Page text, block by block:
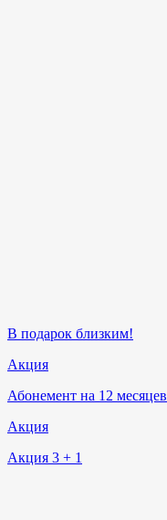
В подарок близким!
Акция
Абонемент на 12 месяцев
Акция
Акция 3 + 1